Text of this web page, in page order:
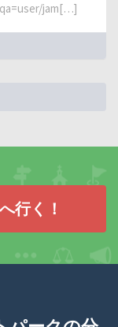
jam[…]
行く！